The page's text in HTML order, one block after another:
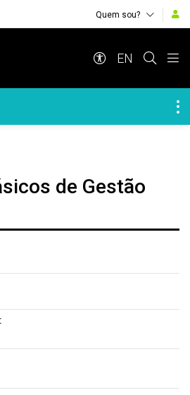
Quem sou?
EN
de Gestão